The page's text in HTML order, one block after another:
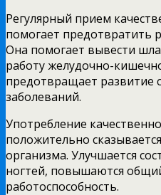
Регулярный прием
помогает предотвратить
Она помогает вывести
работу желудочно-
предотвращает развитие
заболеваний.
Употребление
положительно
организма. Улучшается
ногтей, повышаются
работоспособность.